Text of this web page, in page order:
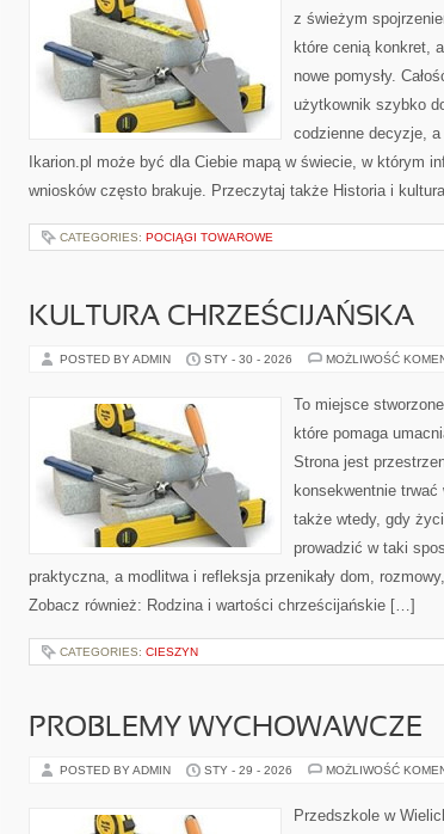
z świeżym
które cenią konkret,
nowe pomysły.
użytkownik szybko
codzienne decyzje,
Ikarion.pl może być dla Ciebie mapą w świecie, w którym
wniosków często brakuje. Przeczytaj także Historia i
CATEGORIES: POCIĄGI TOWAROWE
KULTURA CHRZEŚCIJAŃSKA
POSTED BY ADMIN STY - 30 - 2026 MOŻLIWOŚĆ
To miejsce
które pomaga
Strona jest
konsekwentnie
także wtedy, gdy
prowadzić w taki
praktyczna, a modlitwa i refleksja przenikały dom,
Zobacz również: Rodzina i wartości chrześcijańskie […]
CATEGORIES: CIESZYN
PROBLEMY WYCHOWAWCZE
POSTED BY ADMIN STY - 29 - 2026 MOŻLIWOŚĆ
Przedszkole w